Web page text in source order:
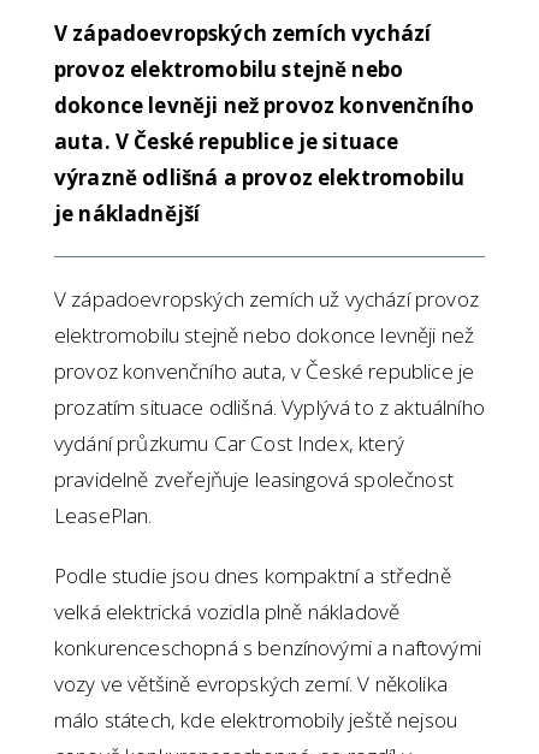
V západoevropských zemích vychází
provoz elektromobilu stejně nebo
dokonce levněji než provoz konvenčního
auta. V České republice je situace
výrazně odlišná a provoz elektromobilu
je nákladnější
V západoevropských zemích už vychází provoz
elektromobilu stejně nebo dokonce levněji než
provoz konvenčního auta, v České republice je
prozatím situace odlišná. Vyplývá to z aktuálního
vydání průzkumu Car Cost Index, který
pravidelně zveřejňuje leasingová společnost
LeasePlan.
Podle studie jsou dnes kompaktní a středně
velká elektrická vozidla plně nákladově
konkurenceschopná s benzínovými a naftovými
vozy ve většině evropských zemí. V několika
málo státech, kde elektromobily ještě nejsou